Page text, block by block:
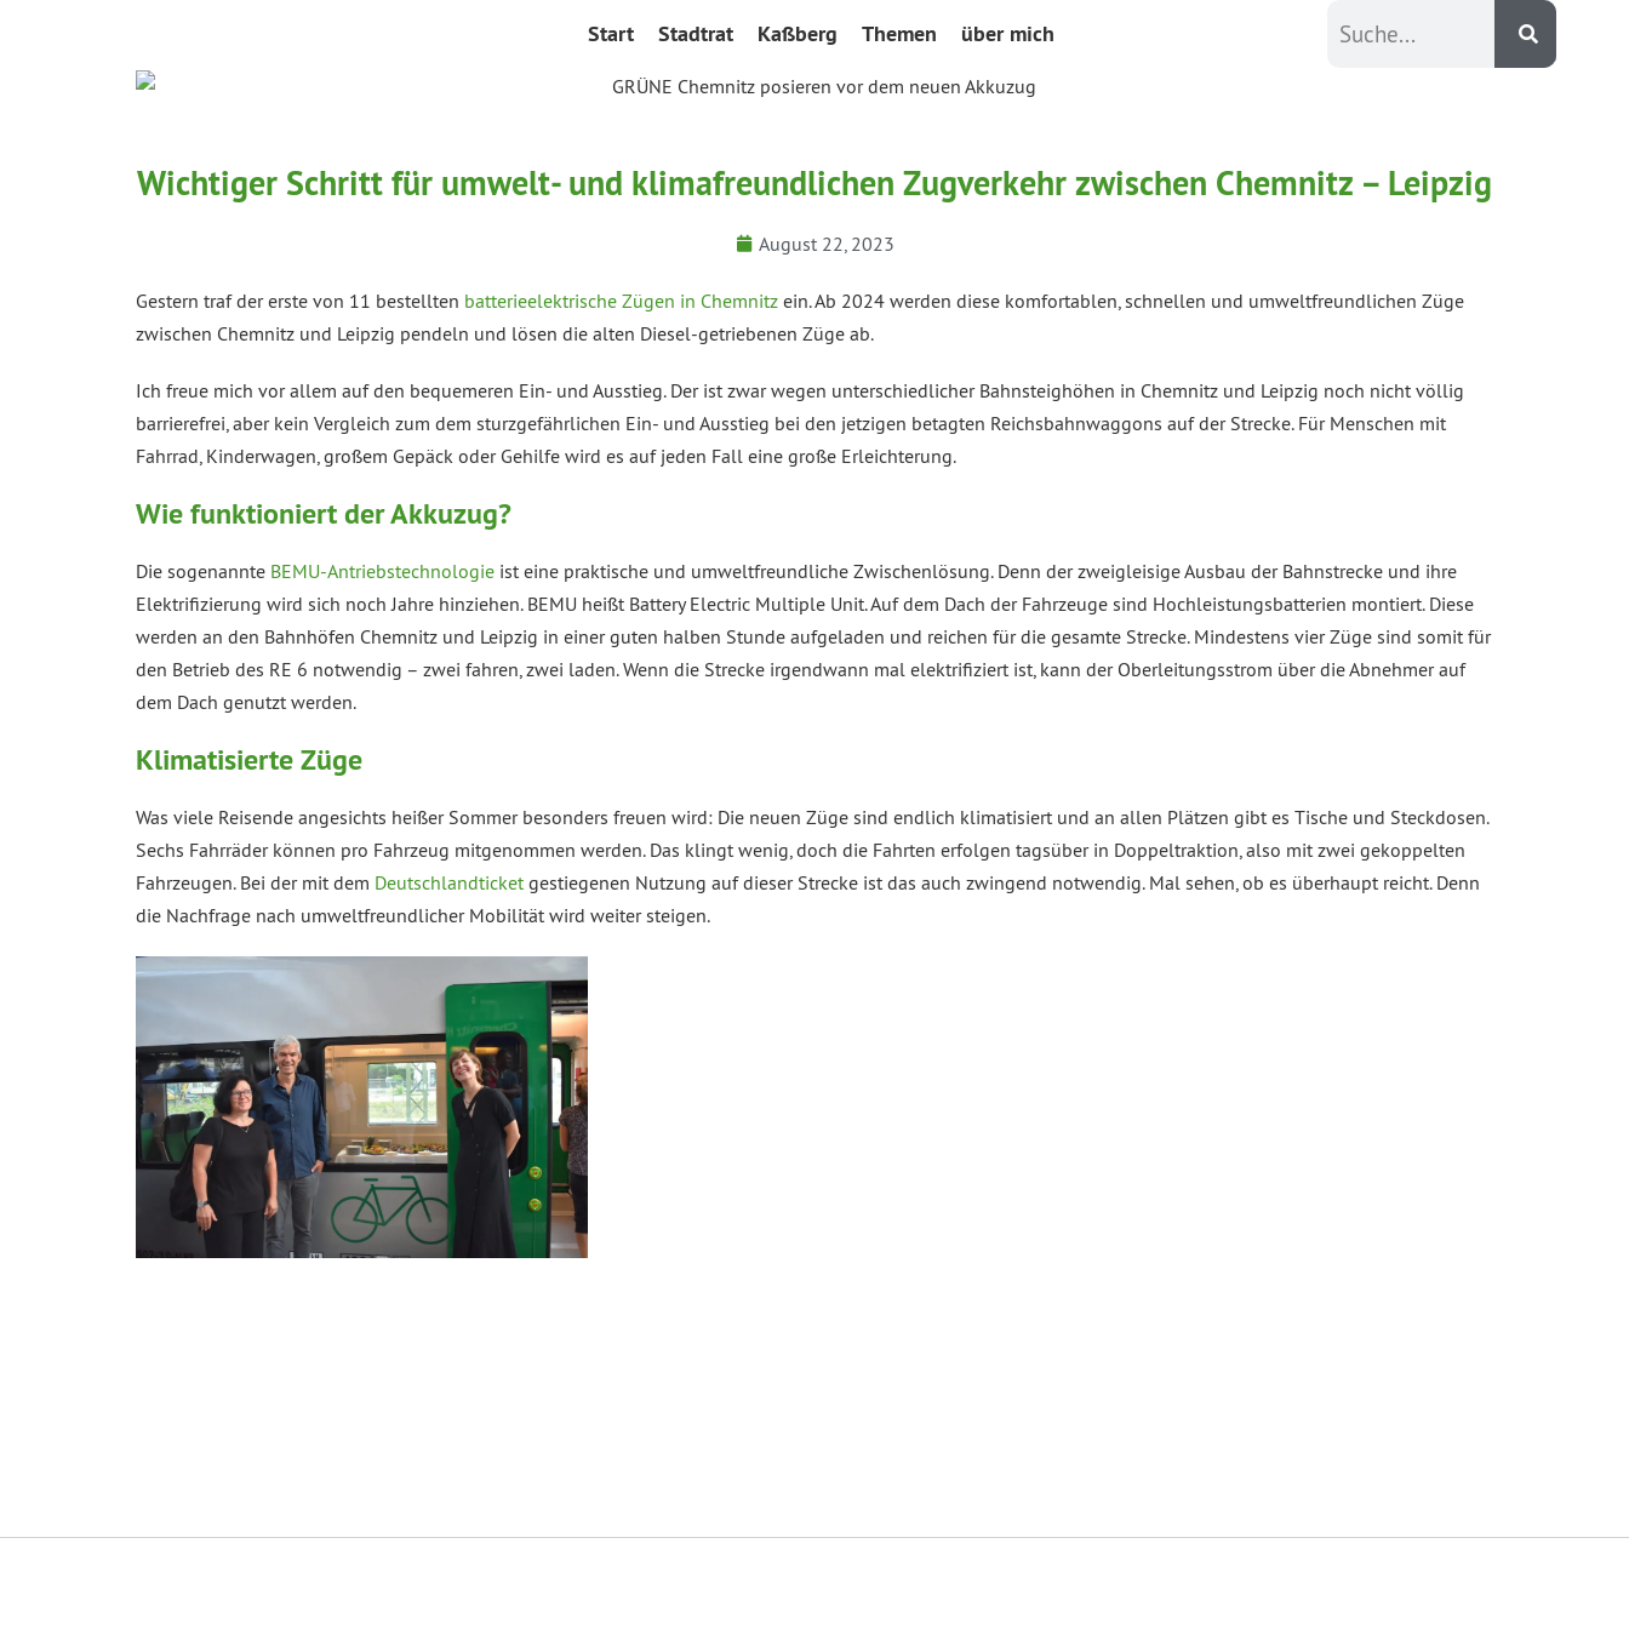
Start Stadtrat Kaßberg Themen über mich
Wichtiger Schritt für umwelt- und klimafreundlichen Zugverkehr zwischen Chemnitz – Leipzig
August 22, 2023
Gestern traf der erste von 11 bestellten batterieelektrische Zügen in Chemnitz ein. Ab 2024 werden diese komfortablen, schnellen und umweltfreundlichen Züge
zwischen Chemnitz und Leipzig pendeln und lösen die alten Diesel-getriebenen Züge ab.
Ich freue mich vor allem auf den bequemeren Ein- und Ausstieg. Der ist zwar wegen unterschiedlicher Bahnsteighöhen in Chemnitz und Leipzig noch nicht völlig
barrierefrei, aber kein Vergleich zum dem sturzgefährlichen Ein- und Ausstieg bei den jetzigen betagten Reichsbahnwaggons auf der Strecke. Für Menschen mit
Fahrrad, Kinderwagen, großem Gepäck oder Gehilfe wird es auf jeden Fall eine große Erleichterung.
Wie funktioniert der Akkuzug?
Die sogenannte BEMU-Antriebstechnologie ist eine praktische und umweltfreundliche Zwischenlösung. Denn der zweigleisige Ausbau der Bahnstrecke und ihre
Elektrifizierung wird sich noch Jahre hinziehen. BEMU heißt Battery Electric Multiple Unit. Auf dem Dach der Fahrzeuge sind Hochleistungsbatterien montiert. Diese
werden an den Bahnhöfen Chemnitz und Leipzig in einer guten halben Stunde aufgeladen und reichen für die gesamte Strecke. Mindestens vier Züge sind somit für
den Betrieb des RE 6 notwendig – zwei fahren, zwei laden. Wenn die Strecke irgendwann mal elektrifiziert ist, kann der Oberleitungsstrom über die Abnehmer auf
dem Dach genutzt werden.
Klimatisierte Züge
Was viele Reisende angesichts heißer Sommer besonders freuen wird: Die neuen Züge sind endlich klimatisiert und an allen Plätzen gibt es Tische und Steckdosen.
Sechs Fahrräder können pro Fahrzeug mitgenommen werden. Das klingt wenig, doch die Fahrten erfolgen tagsüber in Doppeltraktion, also mit zwei gekoppelten
Fahrzeugen. Bei der mit dem Deutschlandticket gestiegenen Nutzung auf dieser Strecke ist das auch zwingend notwendig. Mal sehen, ob es überhaupt reicht. Denn
die Nachfrage nach umweltfreundlicher Mobilität wird weiter steigen.